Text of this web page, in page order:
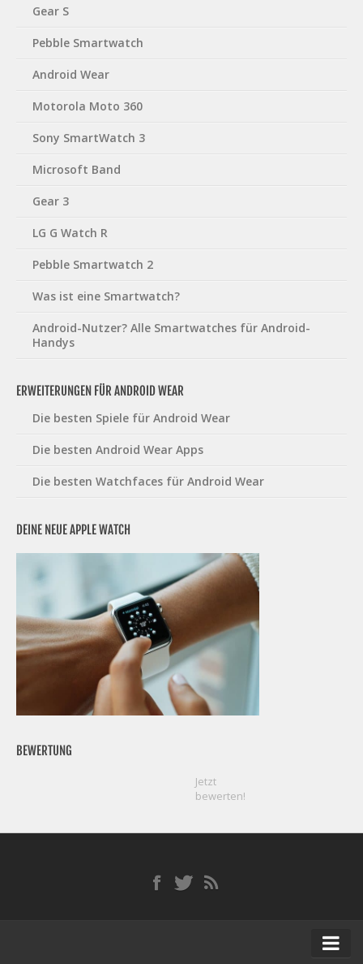
Gear S
Pebble Smartwatch
Android Wear
Motorola Moto 360
Sony SmartWatch 3
Microsoft Band
Gear 3
LG G Watch R
Pebble Smartwatch 2
Was ist eine Smartwatch?
Android-Nutzer? Alle Smartwatches für Android-
Handys
ERWEITERUNGEN FÜR ANDROID WEAR
Die besten Spiele für Android Wear
Die besten Android Wear Apps
Die besten Watchfaces für Android Wear
DEINE NEUE APPLE WATCH
BEWERTUNG
Jetzt
bewerten!